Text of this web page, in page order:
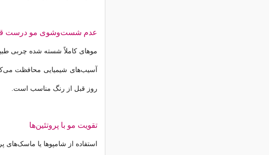
عدم شست‌وشوی مو درست
موهای کاملاً شسته شده چربی
روز قبل از رنگ مناسب است.
تقویت مو با پروتئین‌ها
استفاده از شامپوها یا